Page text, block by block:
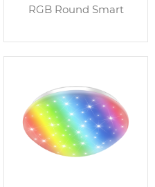
RGB Round Smart